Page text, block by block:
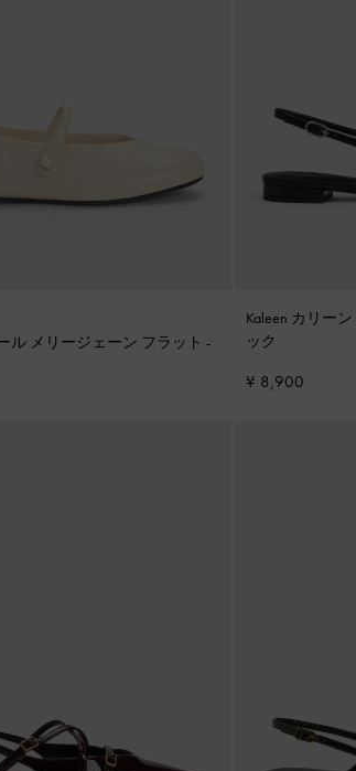
ル メリージェーン フラット -
Kaleen カリー
ック
¥ 8,900